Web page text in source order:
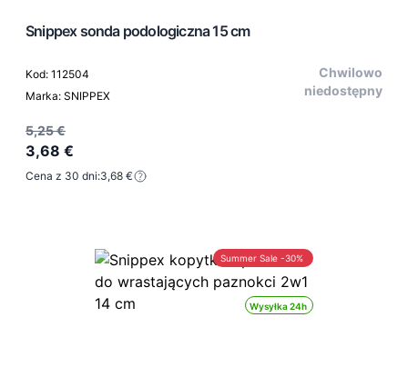
Snippex sonda podologiczna 15 cm
Kod: 112504
Marka: SNIPPEX
Chwilowo
niedostępny
5,25 €
3,68 €
Cena z 30 dni:3,68 €
Wysyłka 24h
Summer Sale -30%